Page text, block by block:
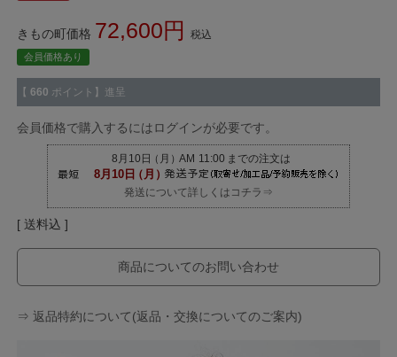
きもの町価格 72,600 税込
会員価格あり
【 660 ポイント】進呈
会員価格で購入するにはログインが必要です。
発送について詳しくはコチラ⇒
送料込
商品についてのお問い合わせ
⇒ 返品特約について(返品・交換についてのご案内)